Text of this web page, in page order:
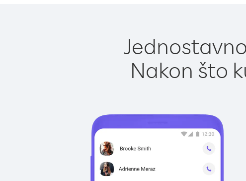
Nakon što